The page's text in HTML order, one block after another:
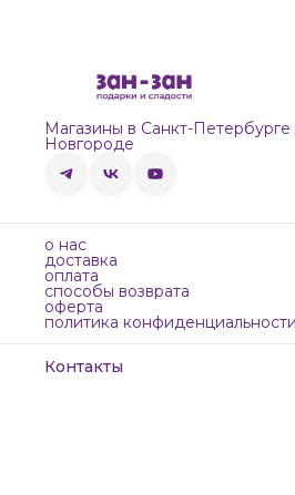
Магазины в Санкт-
Новгороде
о нас
доставка
оплата
способы возврата
оферта
политика конфиденциальности
Контакты